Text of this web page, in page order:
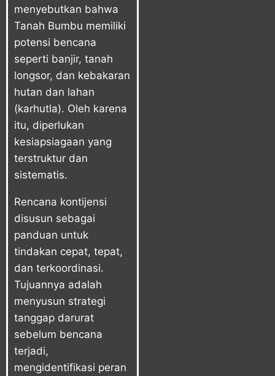
menyebutkan bahwa
Tanah Bumbu memiliki
potensi bencana
seperti banjir, tanah
longsor, dan kebakaran
hutan dan lahan
(karhutla). Oleh karena
itu, diperlukan
kesiapsiagaan yang
terstruktur dan
sistematis.
Rencana kontijensi
disusun sebagai
panduan untuk
tindakan cepat, tepat,
dan terkoordinasi.
Tujuannya adalah
menyusun strategi
tanggap darurat
sebelum bencana
terjadi,
mengidentifikasi peran